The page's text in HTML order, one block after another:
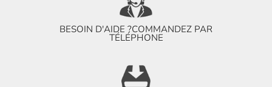
BESOIN D'AIDE ?COMMANDEZ PAR
TÉLÉPHONE